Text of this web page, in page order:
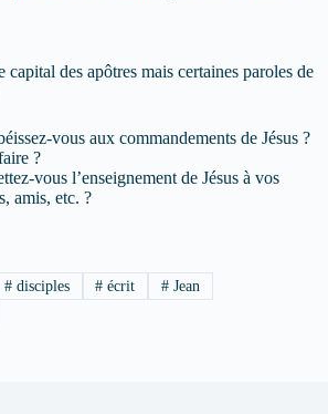
capital des apôtres mais certaines paroles de
vous aux commandements de Jésus ?
?
vous l’enseignement de Jésus à vos
amis, etc. ?
#disciples # écrit # Jean